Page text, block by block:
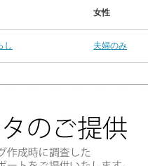
女性
し 夫婦のみ